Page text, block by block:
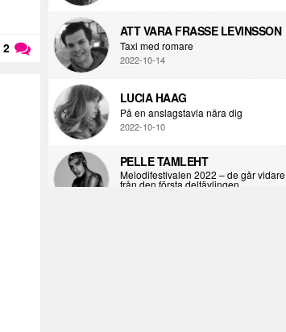
2
ATT VARA FRASSE LEVINSSON
Taxi med romare
2022-10-14
LUCIA HAAG
På en anslagstavla nära dig
2022-10-10
PELLE TAMLEHT
Melodifestivalen 2022 – de går vidare
från den första deltävlingen